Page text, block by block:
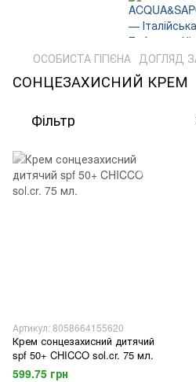
ОСОБИСТА ГІГІЄНА ДОГЛЯД
СОНЦЕЗАХИСНИЙ КРЕМ
Фільтр
Артикул: 8058664155620
Крем сонцезахисний дитячий
spf 50+ CHICCO sol.cr. 75 мл.
599.75 грн